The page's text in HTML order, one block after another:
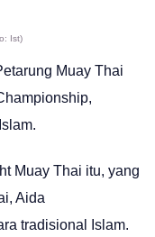
Ist)
Muay Thai
Muay Thai itu, yang
Aida
tradisional Islam.